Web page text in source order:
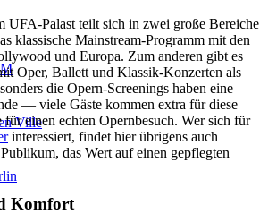
Ville
UFA-Palast teilt sich in zwei große Bereiche
klassische Mainstream-Programm mit den
und Europa. Zum anderen gibt es
Oper, Ballett und Klassik-Konzerten als
die Opern-Screenings haben eine
— viele Gäste kommen extra für diese
einen echten Opernbesuch. Wer sich für
interessiert, findet hier übrigens auch
das Wert auf einen gepflegten
Komfort